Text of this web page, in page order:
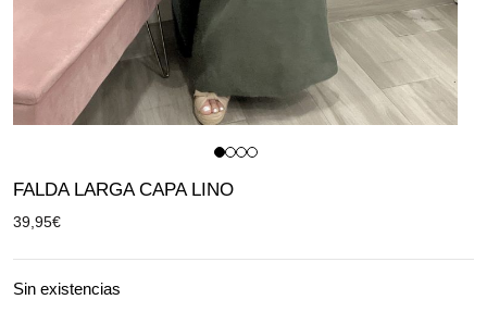
FALDA LARGA CAPA LINO
39,95€
Sin existencias